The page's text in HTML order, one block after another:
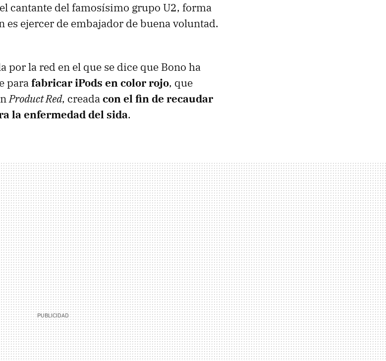
cantante del famosísimo grupo U2, forma
es ejercer de embajador de buena voluntad.
la red en el que se dice que Bono ha
parafabricar iPods en color rojo, que
Product Red, creadacon el fin de recaudar
la enfermedad del sida.